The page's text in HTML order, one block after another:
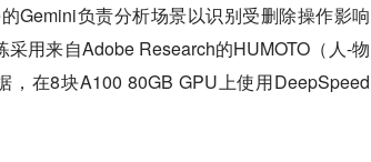
Gemini负责分析场景以识别受删除操作影响
用来自Adobe Research的HUMOTO（人-物
在8块A100 80GB GPU上使用DeepSpeed